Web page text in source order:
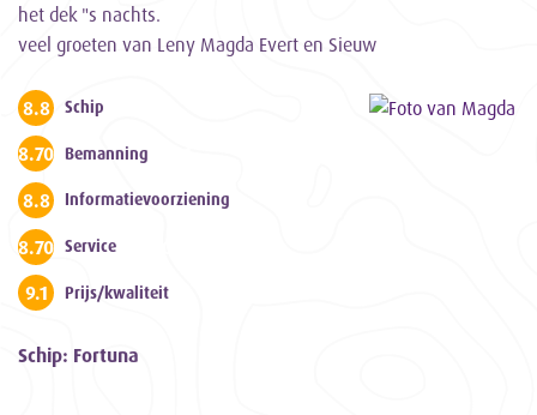
het dek "s nachts.
veel groeten van Leny Magda Evert en Sieuw
8.8 Schip
8.700000000000001
Bemanning
8.8 Informatievoorziening
8.700000000000001
Service
9.1 Prijs/kwaliteit
Schip: Fortuna